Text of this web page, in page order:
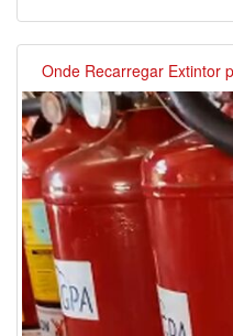
Onde Recarregar Extintor